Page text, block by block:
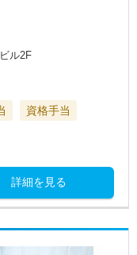
ル2F
資格手当
詳細を見る